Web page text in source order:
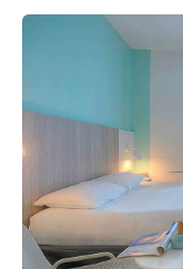
请参阅详情